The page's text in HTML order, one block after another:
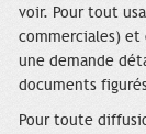
voir. Pour tout
commerciales) et
une demande
documents
Pour toute